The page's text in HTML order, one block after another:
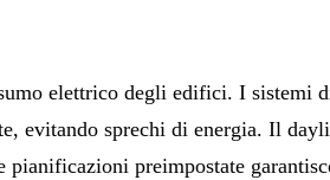
elettrico degli edifici. I
evitando sprechi di energia. Il
preimpostate